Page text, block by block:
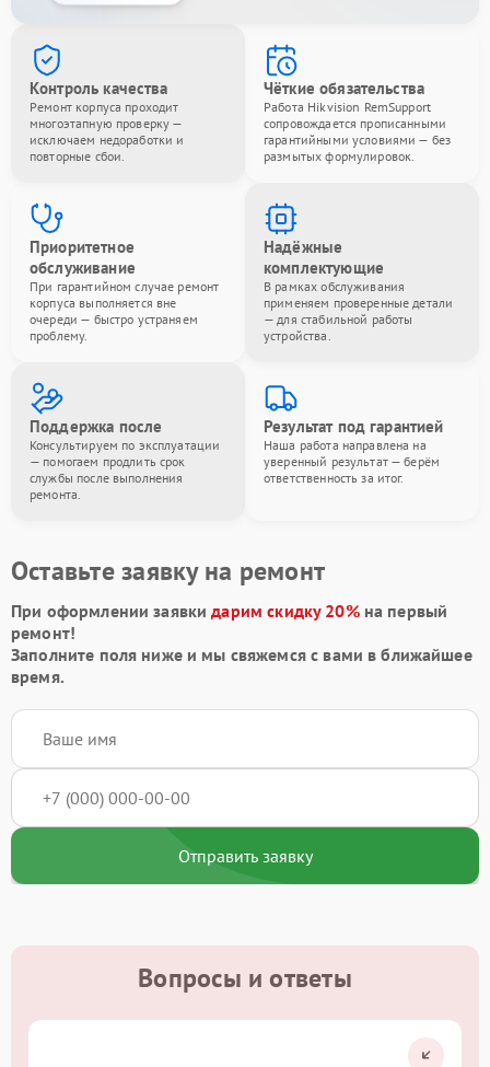
Контроль качества
Ремонт корпуса проходит
многоэтапную проверку —
исключаем недоработки и
повторные сбои.
Чёткие обязательства
Работа Hikvision RemSupport
сопровождается прописанными
гарантийными условиями — без
размытых формулировок.
Приоритетное
обслуживание
При гарантийном случае ремонт
корпуса выполняется вне
очереди — быстро устраняем
проблему.
Надёжные
комплектующие
В рамках обслуживания
применяем проверенные детали
— для стабильной работы
устройства.
Поддержка после
Консультируем по эксплуатации
— помогаем продлить срок
службы после выполнения
ремонта.
Результат под гарантией
Наша работа направлена на
уверенный результат — берём
ответственность за итог.
Оставьте заявку на ремонт
При оформлении заявкидарим скидку 20%на первый
ремонт!
Заполните поля ниже и мы свяжемся с вами в ближайшее
время.
Отправить заявку
Вопросы и ответы